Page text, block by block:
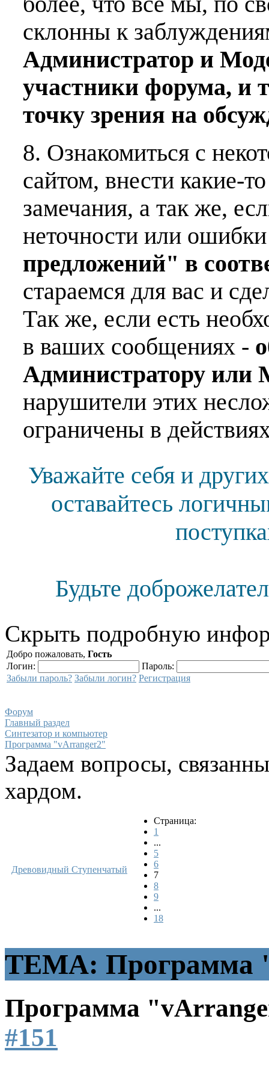
склонны к
Администратор и
участники форума, и
точку зрения на
8. Ознакомиться с
сайтом, внести какие-
замечания, а так же,
неточности или
предложений" в
стараемся для вас и
Так же, если есть
в ваших сообщениях -
Администратору или
нарушители этих
ограничены в
Уважайте себя и
оставайтесь
Будьте
Скрыть подробную
Добро пожаловать, Гость
Логин:
Пароль:
Забыли пароль? Забыли логин? Регистрация
Форум
Главный раздел
Синтезатор и компьютер
Программа "vArranger2"
Задаем вопросы,
хардом.
Древовидный Ступенчатый
Страница:
1
...
5
6
7
8
9
...
18
ТЕМА: Программа
Программа
#151